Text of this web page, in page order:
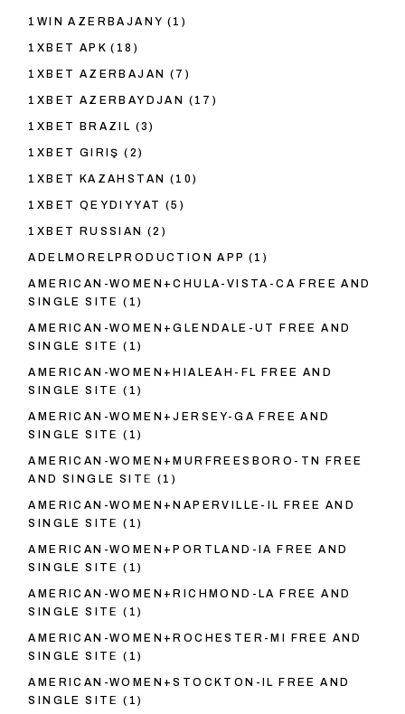
1WIN AZERBAJANY (1)
1XBET APK (18)
1XBET AZERBAJAN (7)
1XBET AZERBAYDJAN (17)
1XBET BRAZIL (3)
1XBET GIRIŞ (2)
1XBET KAZAHSTAN (10)
1XBET QEYDIYYAT (5)
1XBET RUSSIAN (2)
ADELMORELPRODUCTION APP (1)
AMERICAN-WOMEN+CHULA-VISTA-CA FREE AND
SINGLE SITE (1)
AMERICAN-WOMEN+GLENDALE-UT FREE AND
SINGLE SITE (1)
AMERICAN-WOMEN+HIALEAH-FL FREE AND
SINGLE SITE (1)
AMERICAN-WOMEN+JERSEY-GA FREE AND
SINGLE SITE (1)
AMERICAN-WOMEN+MURFREESBORO-TN FREE
AND SINGLE SITE (1)
AMERICAN-WOMEN+NAPERVILLE-IL FREE AND
SINGLE SITE (1)
AMERICAN-WOMEN+PORTLAND-IA FREE AND
SINGLE SITE (1)
AMERICAN-WOMEN+RICHMOND-LA FREE AND
SINGLE SITE (1)
AMERICAN-WOMEN+ROCHESTER-MI FREE AND
SINGLE SITE (1)
AMERICAN-WOMEN+STOCKTON-IL FREE AND
SINGLE SITE (1)